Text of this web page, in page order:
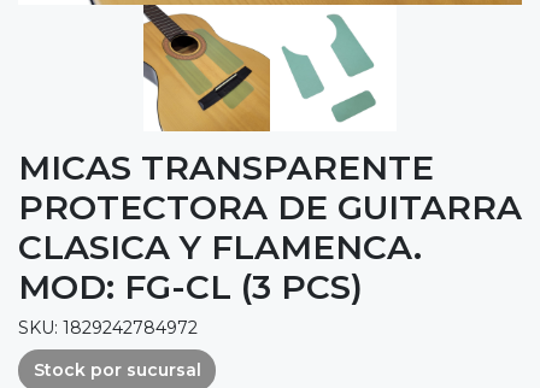
MICAS TRANSPARENTE
PROTECTORA DE GUITARRA
CLASICA Y FLAMENCA.
MOD: FG-CL (3 PCS)
SKU: 1829242784972
Stock por sucursal